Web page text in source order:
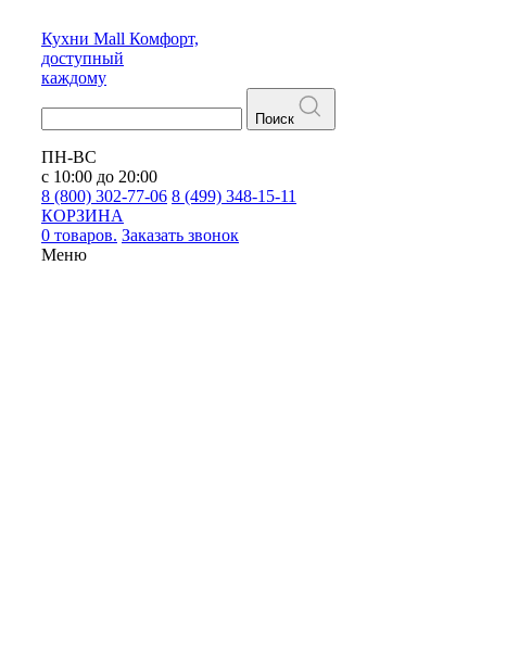
Кухни Mall Комфорт,
доступный
каждому
Поиск
ПН-ВС
с 10:00 до 20:00
8 (800) 302-77-06 8 (499) 348-15-11
КОРЗИНА
0 товаров. Заказать звонок
Меню